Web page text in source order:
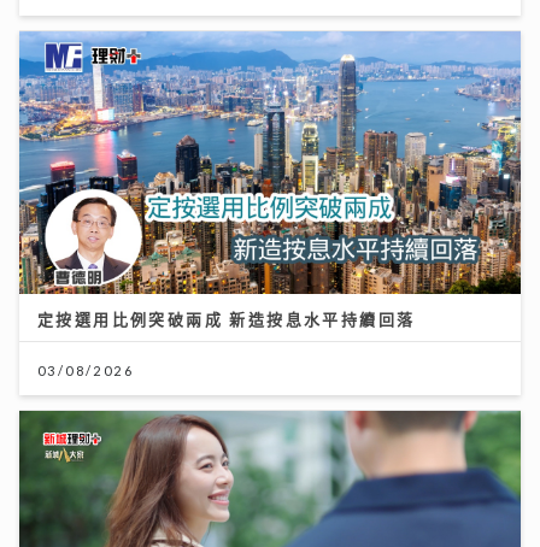
定按選用比例突破兩成 新造按息水平持續回落
03/08/2026